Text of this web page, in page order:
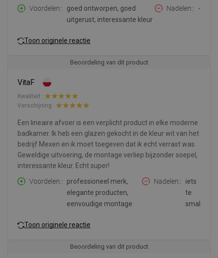
Voordelen:
goed ontworpen, goed
uitgerust, interessante kleur
Nadelen: -
Toon originele reactie
Beoordeling van dit product
VitaF
Kwaliteit:
Verschijning:
Een lineaire afvoer is een verplicht product in elke moderne
badkamer. Ik heb een glazen gekocht in de kleur wit van het
bedrijf Mexen en ik moet toegeven dat ik echt verrast was.
Geweldige uitvoering, de montage verliep bijzonder soepel,
interessante kleur. Echt super!
Voordelen:
professioneel merk,
elegante producten,
eenvoudige montage
Nadelen:
iets
te
smal
Toon originele reactie
Beoordeling van dit product